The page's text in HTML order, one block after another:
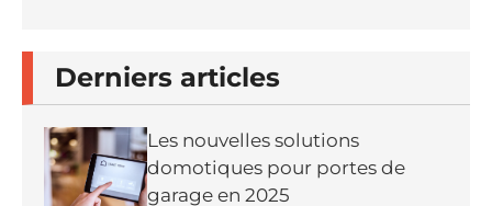
Derniers articles
Les nouvelles solutions
domotiques pour portes de
garage en 2025